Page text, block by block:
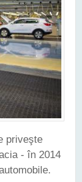
priveşte
- în 2014